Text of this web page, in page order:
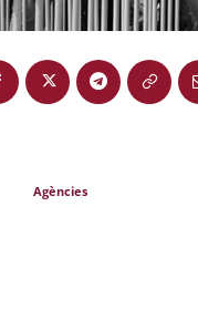
Agències